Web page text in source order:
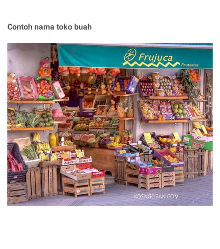
Contoh nama toko buah